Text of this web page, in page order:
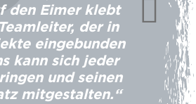
den Eimer klebt
der in
eingebunden
kann sich jeder
und seinen
mitgestalten.“